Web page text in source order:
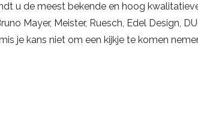
u de meest bekende en hoog
Mayer, Meister, Ruesch, Edel Design,
je kans niet om een kijkje te komen